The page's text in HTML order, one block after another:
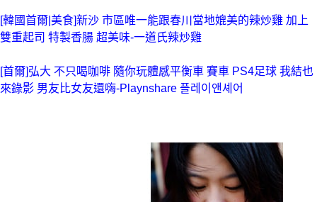
[韓國首爾|美食]新沙 市區唯一能跟春川當地媲美的辣炒雞 加上
雙重起司 特製香腸 超美味-一道氏辣炒雞
[首爾]弘大 不只喝咖啡 隨你玩體感平衡車 賽車 PS4足球 我結也
來錄影 男友比女友還嗨-Playnshare 플레이앤셰어